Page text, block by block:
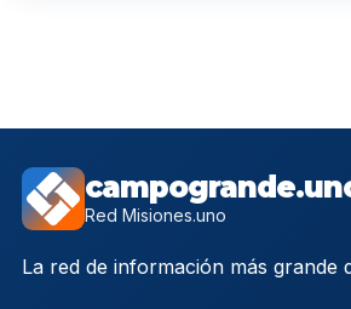
Red Misiones.uno
La red de información más grande